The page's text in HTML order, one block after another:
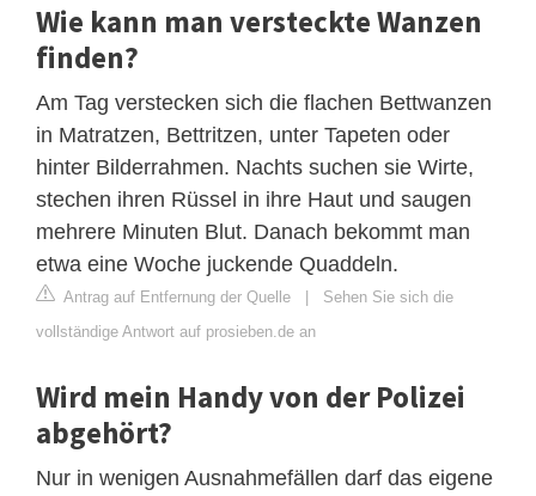
Wie kann man versteckte Wanzen
finden?
Am Tag verstecken sich die flachen Bettwanzen
in Matratzen, Bettritzen, unter Tapeten oder
hinter Bilderrahmen. Nachts suchen sie Wirte,
stechen ihren Rüssel in ihre Haut und saugen
mehrere Minuten Blut. Danach bekommt man
etwa eine Woche juckende Quaddeln.
Antrag auf Entfernung der Quelle | Sehen Sie sich die
vollständige Antwort auf prosieben.de an
Wird mein Handy von der Polizei
abgehört?
Nur in wenigen Ausnahmefällen darf das eigene